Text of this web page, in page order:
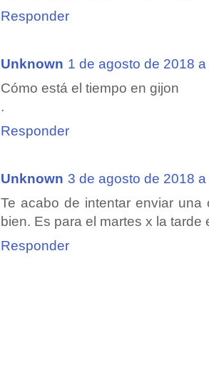
Responder
Unknown 1 de agosto de 2018
Cómo está el tiempo en gijon
.
Responder
Unknown 3 de agosto de 2018
Te acabo de intentar enviar
bien. Es para el martes x la tarde
Responder